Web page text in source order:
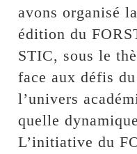
avons organisé
édition du
STIC, sous le
face aux défis
l’univers
quelle
L’initiative du